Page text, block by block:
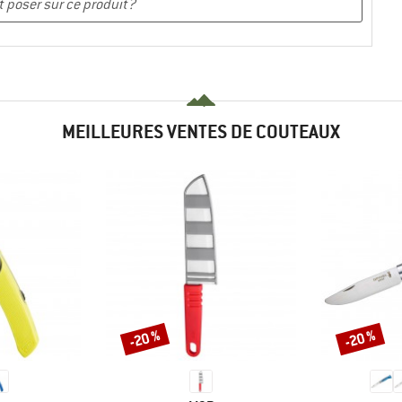
MEILLEURES VENTES DE COUTEAUX
Remise
-20 % Remise
-20 %